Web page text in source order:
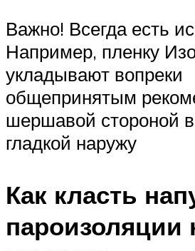
Важно! Всегда есть
Например, пленку
укладывают вопреки
общепринятым
шершавой стороной
гладкой наружу
Как класть
пароизоляции